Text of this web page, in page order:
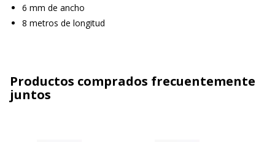
6 mm de ancho
8 metros de longitud
Productos comprados frecuentemente
juntos